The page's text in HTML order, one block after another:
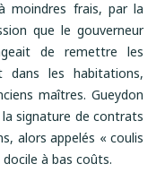
moindres frais, par la
que le gouverneur
de remettre les
dans les habitations,
maîtres. Gueydon
signature de contrats
alors appelés « coulis
à bas coûts.